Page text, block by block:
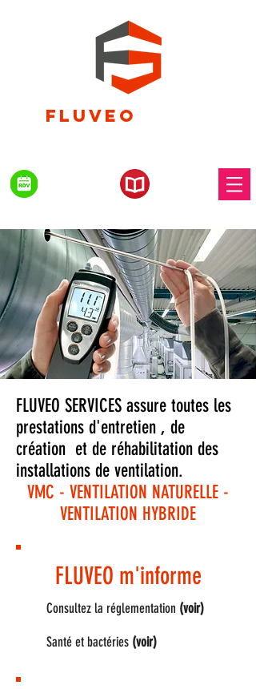
FLUVEO
FLUVEO SERVICES assure toutes les
prestations d'entretien , de
création et de réhabilitation des
installations de ventilation.
VMC - VENTILATION NATURELLE -
VENTILATION HYBRIDE
FLUVEO m'informe
Consultez la réglementation (voir)
Santé et bactéries (voir)